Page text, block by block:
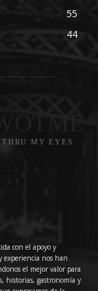
55
44
MY EYES
con el apoyo y
experiencia nos han
el mejor valor para
historias, gastronomía y